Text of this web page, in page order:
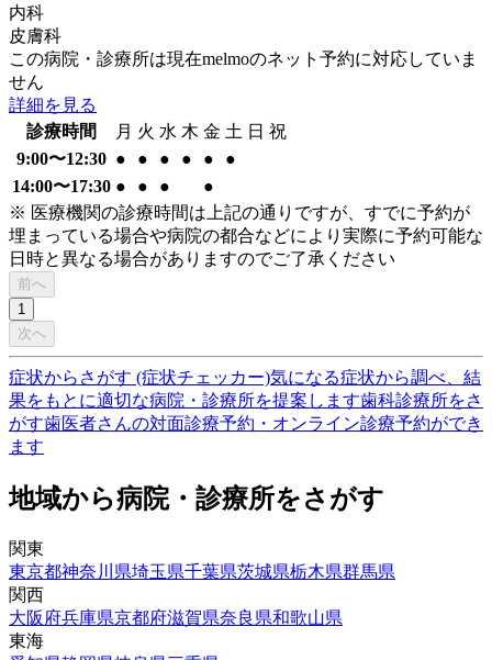
内科
皮膚科
この病院・診療所は現在melmoのネット予約に対応していま
せん
詳細を見る
診療時間
月 火 水 木 金 土 日 祝
9:00〜12:30 ● ● ● ● ●
●
14:00〜17:30 ● ● ●
●
※ 医療機関の診療時間は上記の通りですが、すでに予約が
埋まっている場合や病院の都合などにより実際に予約可能な
日時と異なる場合がありますのでご了承ください
前へ
1
次へ
症状からさがす (症状チェッカー)気になる症状から調べ、結
果をもとに適切な病院・診療所を提案します歯科診療所をさ
がす歯医者さんの対面診療予約・オンライン診療予約ができ
ます
地域から病院・診療所をさがす
関東
東京都神奈川県埼玉県千葉県茨城県栃木県群馬県
関西
大阪府兵庫県京都府滋賀県奈良県和歌山県
東海